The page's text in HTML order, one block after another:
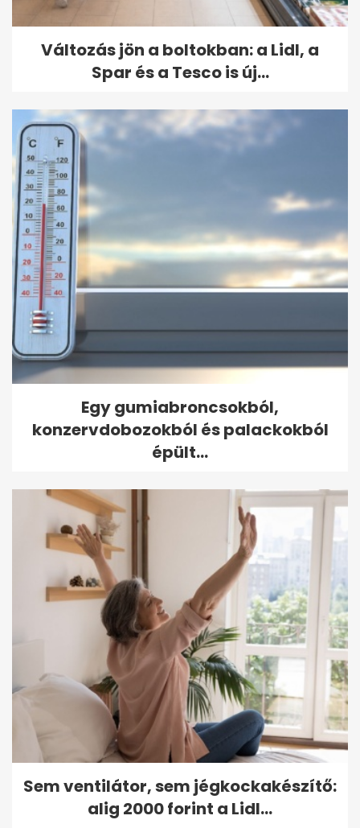
Változás jön a boltokban: a Lidl, a
Spar és a Tesco is új...
Egy gumiabroncsokból,
konzervdobozokból és palackokból
épült...
Sem ventilátor, sem jégkockakészítő:
alig 2000 forint a Lidl...